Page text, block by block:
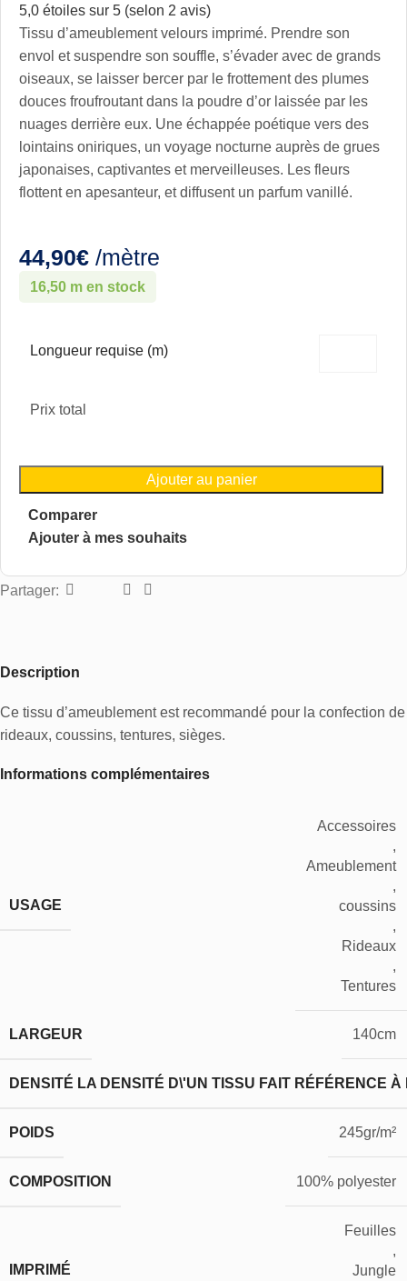
5,0 étoiles sur 5 (selon 2 avis)
Tissu d’ameublement velours imprimé. Prendre son
envol et suspendre son souffle, s’évader avec de grands
oiseaux, se laisser bercer par le frottement des plumes
douces froufroutant dans la poudre d’or laissée par les
nuages derrière eux. Une échappée poétique vers des
lointains oniriques, un voyage nocturne auprès de grues
japonaises, captivantes et merveilleuses. Les fleurs
flottent en apesanteur, et diffusent un parfum vanillé.
44,90€ /mètre
16,50 m en stock
Longueur requise (m)
Prix total
Ajouter au panier
Comparer
Ajouter à mes souhaits
Partager:
Description
Ce tissu d’ameublement est recommandé pour la confection de
rideaux, coussins, tentures, sièges.
Informations complémentaires
USAGE
Accessoires
,
Ameublement
,
coussins
,
Rideaux
,
Tentures
LARGEUR 140cm
DENSITÉ LA DENSITÉ D\'UN TISSU FAIT RÉFÉRENCE
POIDS 245gr/m²
COMPOSITION 100% polyester
IMPRIMÉ
Feuilles
,
Jungle